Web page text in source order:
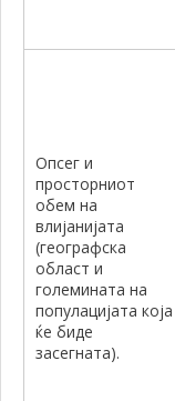
Опсег и
просторниот
обем на
влијанијата
(географска
област и
големината на
популацијата која
ќе биде
засегната).